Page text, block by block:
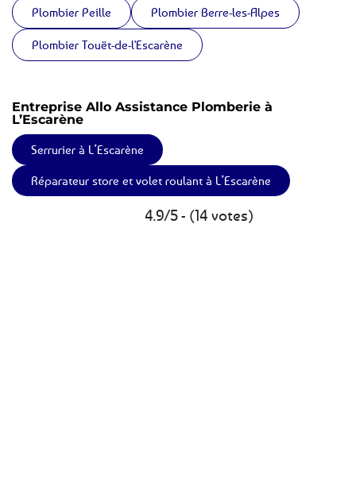
Plombier Peille Plombier Berre-les-Alpes
Plombier Touët-de-l'Escarène
Entreprise Allo Assistance Plomberie à
L’Escarène
Serrurier à L’Escarène
Réparateur store et volet roulant à L’Escarène
4.9/5 - (14 votes)